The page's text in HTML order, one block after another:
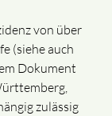
von über
(siehe auch
Dokument
zulässig